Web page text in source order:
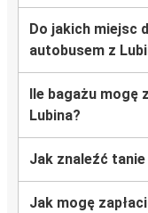
Lublin
Lubin
Do jakich miejsc
autobusem z
Ile bagażu mogę
Lubina?
Jak znaleźć
Jak mogę